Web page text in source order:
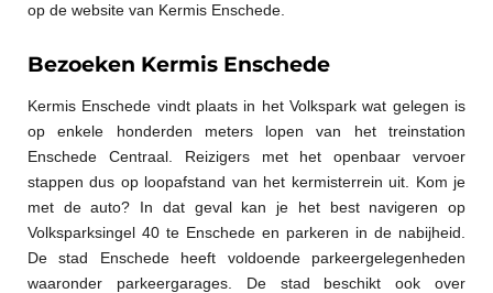
op de website van Kermis Enschede.
Bezoeken Kermis Enschede
Kermis Enschede vindt plaats in het Volkspark wat gelegen is
op enkele honderden meters lopen van het treinstation
Enschede Centraal. Reizigers met het openbaar vervoer
stappen dus op loopafstand van het kermisterrein uit. Kom je
met de auto? In dat geval kan je het best navigeren op
Volksparksingel 40 te Enschede en parkeren in de nabijheid.
De stad Enschede heeft voldoende parkeergelegenheden
waaronder parkeergarages. De stad beschikt ook over